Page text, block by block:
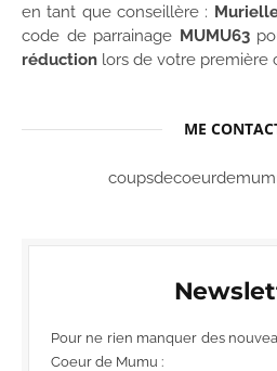
en tant que conseillère :
code de parrainage MUMU63
réduction lors de votre première
ME
Pour ne rien manquer des
Coeur de Mumu :